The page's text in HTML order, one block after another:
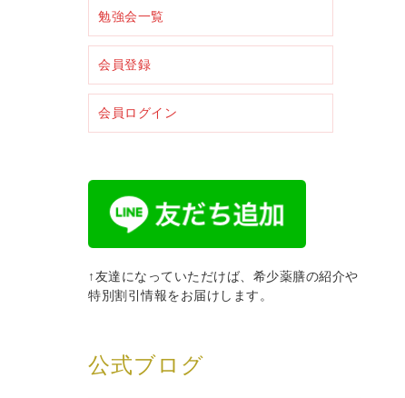
勉強会一覧
会員登録
会員ログイン
↑友達になっていただけば、希少薬膳の紹介や
特別割引情報をお届けします。
公式ブログ